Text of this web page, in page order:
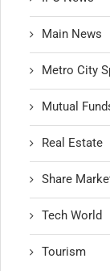
Main News
Metro City
Mutual
Real Estate
Share
Tech World
Tourism